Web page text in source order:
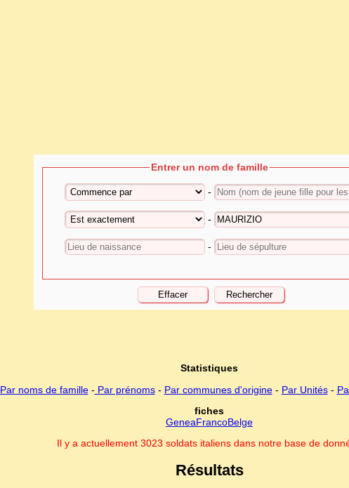
Entrer un nom de famille
-
-
-
Statistiques
Par noms de famille- Par prénoms- Par communes d'origine- Par Unités-
fiches
GeneaFrancoBelge
Il y a actuellement 3023 soldats italiens dans notre base de
Résultats